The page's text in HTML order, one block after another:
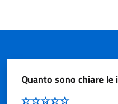
Quanto sono chiare